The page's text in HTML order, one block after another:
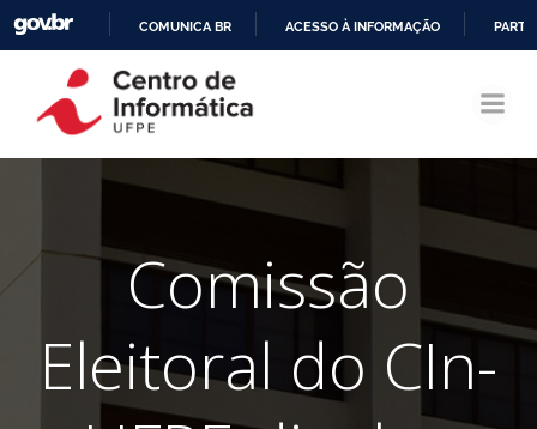
CONTEÚDO
COMUNICA BR ACESSO À INFORMAÇÃO
Comissão
Eleitoral do CIn-